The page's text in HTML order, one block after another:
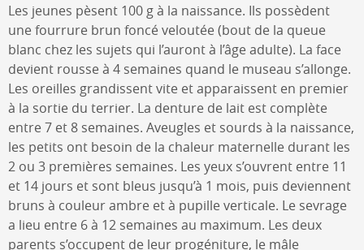
Les jeunes pèsent 100 g à la naissance. Ils possèdent
une fourrure brun foncé veloutée (bout de la queue
blanc chez les sujets qui l’auront à l’âge adulte). La face
devient rousse à 4 semaines quand le museau s’allonge.
Les oreilles grandissent vite et apparaissent en premier
à la sortie du terrier. La denture de lait est complète
entre 7 et 8 semaines. Aveugles et sourds à la naissance,
les petits ont besoin de la chaleur maternelle durant les
2 ou 3 premières semaines. Les yeux s’ouvrent entre 11
et 14 jours et sont bleus jusqu’à 1 mois, puis deviennent
bruns à couleur ambre et à pupille verticale. Le sevrage
a lieu entre 6 à 12 semaines au maximum. Les deux
parents s’occupent de leur progéniture, le mâle